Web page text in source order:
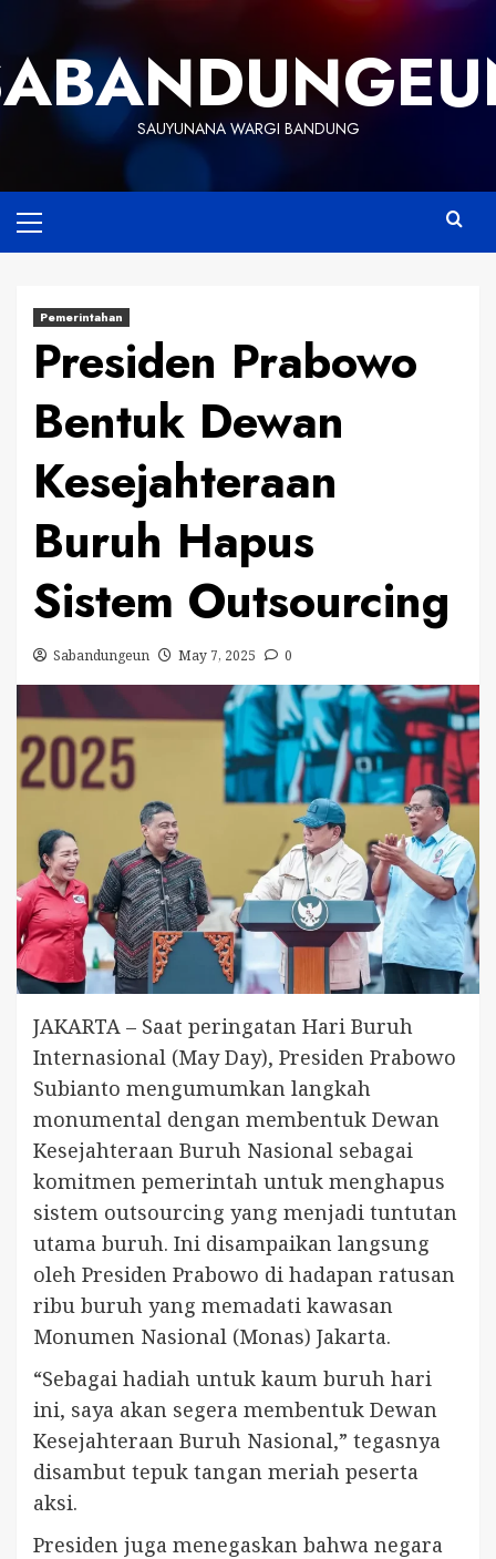
content
SAUYUNANA WARGI BANDUNG
Menu
Pemerintahan
Presiden Prabowo
Bentuk Dewan
Kesejahteraan
Buruh Hapus
Sistem Outsourcing
Sabandungeun May 7, 2025 0
JAKARTA – Saat peringatan Hari Buruh
Internasional (May Day), Presiden Prabowo
Subianto mengumumkan langkah
monumental dengan membentuk Dewan
Kesejahteraan Buruh Nasional sebagai
komitmen pemerintah untuk menghapus
sistem outsourcing yang menjadi tuntutan
utama buruh. Ini disampaikan langsung
oleh Presiden Prabowo di hadapan ratusan
ribu buruh yang memadati kawasan
Monumen Nasional (Monas) Jakarta.
“Sebagai hadiah untuk kaum buruh hari
ini, saya akan segera membentuk Dewan
Kesejahteraan Buruh Nasional,” tegasnya
disambut tepuk tangan meriah peserta
aksi.
Presiden juga menegaskan bahwa negara